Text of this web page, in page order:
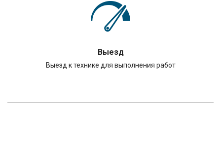
Выезд
Выезд к технике для выполнения работ